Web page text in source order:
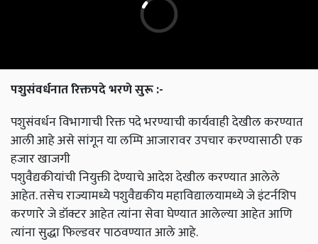
पशुसंवर्धनात रिक्तपदे भरणे सुरू :-
पशुसंवर्धन विभागाची रिक्त पदे भरण्याची कार्यवाही देखील करण्यात
आली आहे असे सांगून या लम्पि आजारावर उपचार करण्यासाठी एक
हजार खाजगी
पशुवैद्यकीयांची नियुक्ती देण्याचे आदेश देखील करण्यात आलेले
आहेत. तसेच राज्यामध्ये पशुवैद्यकीय महाविद्यालयामध्ये जे इंटर्नशिप
करणारे जे डॉक्टर आहेत त्यांना सेवा घेण्यात आलेल्या आहेत आणि
त्यांना सुद्धा फिल्डवर पाठवण्यात आले आहे.